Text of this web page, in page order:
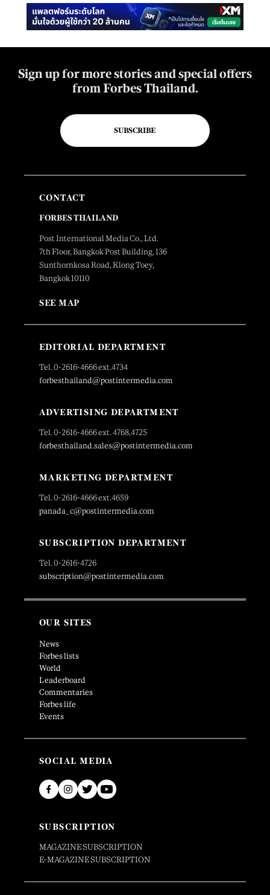
Sign up for more stories and special offers
from Forbes Thailand.
SUBSCRIBE
CONTACT
FORBES THAILAND
Post International Media Co., Ltd.
7th Floor, Bangkok Post Building, 136
Sunthornkosa Road, Klong Toey,
Bangkok 10110
SEE MAP
EDITORIAL DEPARTMENT
Tel. 0-2616-4666 ext.4734
forbesthailand@postintermedia.com
ADVERTISING DEPARTMENT
Tel. 0-2616-4666 ext. 4768,4725
forbesthailand.sales@postintermedia.com
MARKETING DEPARTMENT
Tel. 0-2616-4666 ext.4659
panada_c@postintermedia.com
SUBSCRIPTION DEPARTMENT
Tel. 0-2616-4726
subscription@postintermedia.com
OUR SITES
News
Forbes lists
World
Leaderboard
Commentaries
Forbes life
Events
SOCIAL MEDIA
SUBSCRIPTION
MAGAZINE SUBSCRIPTION
E-MAGAZINE SUBSCRIPTION